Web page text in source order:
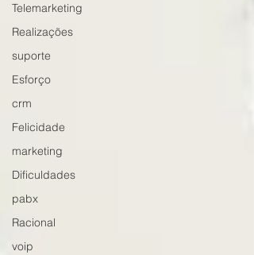
Telemarketing
Realizações
suporte
Esforço
crm
Felicidade
marketing
Dificuldades
pabx
Racional
voip